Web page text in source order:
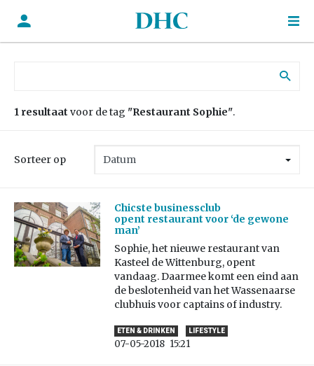
1 resultaat voor de tag "Restaurant Sophie".
Sorteer op
Chicste businessclub
opent restaurant voor ‘de gewone
man’
Sophie, het nieuwe restaurant van
Kasteel de Wittenburg, opent
vandaag. Daarmee komt een eind aan
de beslotenheid van het Wassenaarse
clubhuis voor captains of industry.
ETEN & DRINKEN LIFESTYLE
07-05-2018 15:21